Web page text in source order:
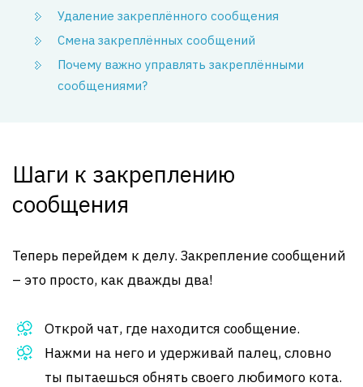
Удаление закреплённого сообщения
Смена закреплённых сообщений
Почему важно управлять закреплёнными
сообщениями?
Шаги к закреплению
сообщения
Теперь перейдем к делу. Закрепление сообщений
– это просто, как дважды два!
Открой чат, где находится сообщение.
Нажми на него и удерживай палец, словно
ты пытаешься обнять своего любимого кота.